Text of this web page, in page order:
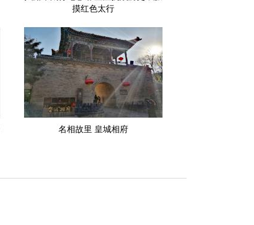
摸红色太行
名相故里 皇城相府